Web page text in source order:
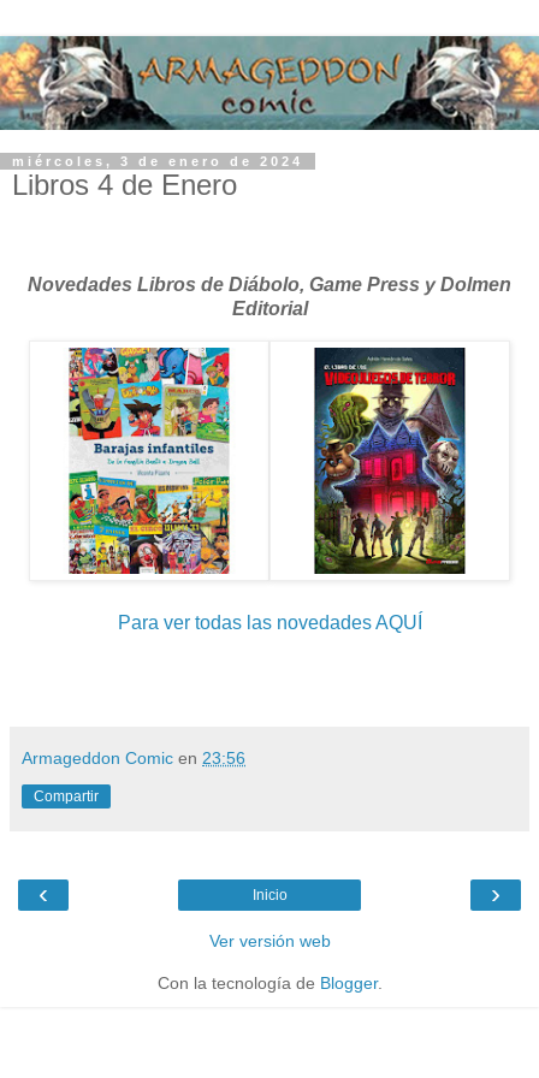
miércoles, 3 de enero de 2024
Libros 4 de Enero
Novedades Libros de Diábolo, Game Press y Dolmen
Editorial
Para ver todas las novedades AQUÍ
Armageddon Comic en 23:56
Compartir
‹ ›
Inicio
Ver versión web
Con la tecnología de Blogger.